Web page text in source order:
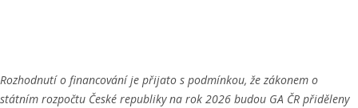
Rozhodnutí o financování je přijato s podmínkou, že zákonem o
státním rozpočtu České republiky na rok 2026 budou GA ČR přiděleny